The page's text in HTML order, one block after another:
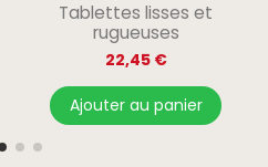
Tablettes lisses et
rugueuses
22,45 €
Ajouter au panier